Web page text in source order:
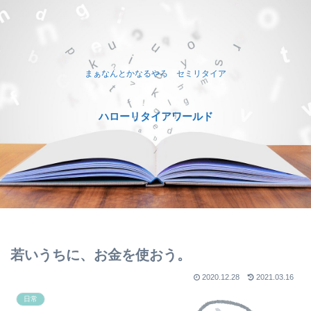
まぁなんとかなるやろ セミリタイア
ハローリタイアワールド
若いうちに、お金を使おう。
2020.12.28 2021.03.16
日常